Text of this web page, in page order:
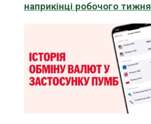
наприкінці робочого тижня